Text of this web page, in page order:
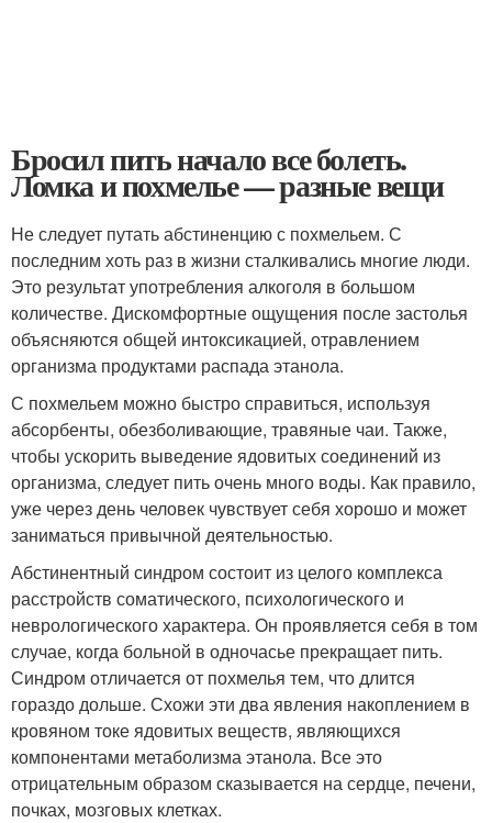
Бросил пить начало все болеть.
Ломка и похмелье — разные вещи
Не следует путать абстиненцию с похмельем. С
последним хоть раз в жизни сталкивались многие люди.
Это результат употребления алкоголя в большом
количестве. Дискомфортные ощущения после застолья
объясняются общей интоксикацией, отравлением
организма продуктами распада этанола.
С похмельем можно быстро справиться, используя
абсорбенты, обезболивающие, травяные чаи. Также,
чтобы ускорить выведение ядовитых соединений из
организма, следует пить очень много воды. Как правило,
уже через день человек чувствует себя хорошо и может
заниматься привычной деятельностью.
Абстинентный синдром состоит из целого комплекса
расстройств соматического, психологического и
неврологического характера. Он проявляется себя в том
случае, когда больной в одночасье прекращает пить.
Синдром отличается от похмелья тем, что длится
гораздо дольше. Схожи эти два явления накоплением в
кровяном токе ядовитых веществ, являющихся
компонентами метаболизма этанола. Все это
отрицательным образом сказывается на сердце, печени,
почках, мозговых клетках.